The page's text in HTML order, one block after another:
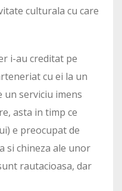
culturala cu care
i-au creditat pe
cu ei la un
un serviciu imens
asta in timp ce
e preocupat de
si chineza ale unor
rautacioasa, dar